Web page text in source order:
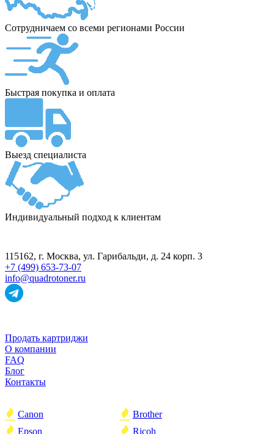
Сотрудничаем со всеми регионами России
Быстрая покупка и оплата
Выезд специалиста
Индивидуальный подход к клиентам
115162, г. Москва, ул. Гарибальди, д. 24 корп. 3
+7 (499) 653-73-07
info@quadrotoner.ru
Продать картриджи
О компании
FAQ
Блог
Контакты
Canon
Brother
Epson
Ricoh